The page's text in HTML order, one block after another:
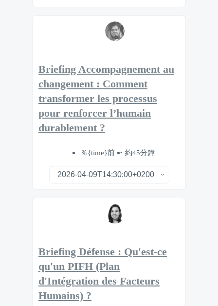
Briefing Accompagnement au
changement : Comment
transformer les processus
pour renforcer l’humain
durablement ?
％{time}前 約45分鐘
Briefing Défense : Qu'est-ce
qu'un PIFH (Plan
d'Intégration des Facteurs
Humains) ?